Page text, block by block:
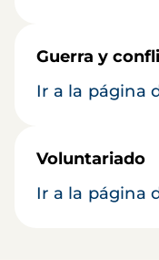
Guerra y
Ir a la página
Voluntariado
Ir a la página